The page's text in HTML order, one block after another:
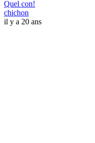
Quel con!
chichon
il y a 20 ans